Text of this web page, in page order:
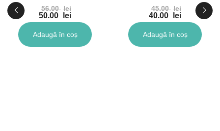
56.00 lei
50.00 lei
Adaugă în coș
45.00 lei
40.00 lei
Adaugă în coș